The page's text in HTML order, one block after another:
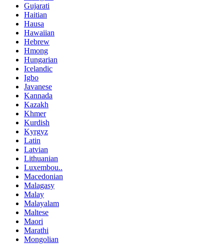
Gujarati
Haitian
Hausa
Hawaiian
Hebrew
Hmong
Hungarian
Icelandic
Igbo
Javanese
Kannada
Kazakh
Khmer
Kurdish
Kyrgyz
Latin
Latvian
Lithuanian
Luxembou..
Macedonian
Malagasy
Malay
Malayalam
Maltese
Maori
Marathi
Mongolian